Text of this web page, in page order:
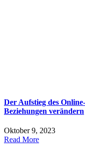
Der Aufstieg des
Beziehungen verändern
Oktober 9, 2023
Read More